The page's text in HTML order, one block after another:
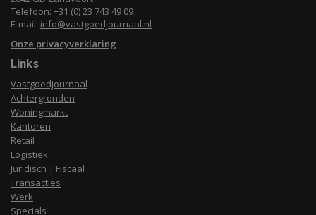
Telefoon: +31 (0) 23 743 49 09
E-mail: info@vastgoedjournaal.nl
Onze privacyverklaring
Links
Vastgoedjournaal
Achtergronden
Woningmarkt
Kantoren
Retail
Logistiek
Juridisch | Fiscaal
Transacties
Werk
Specials